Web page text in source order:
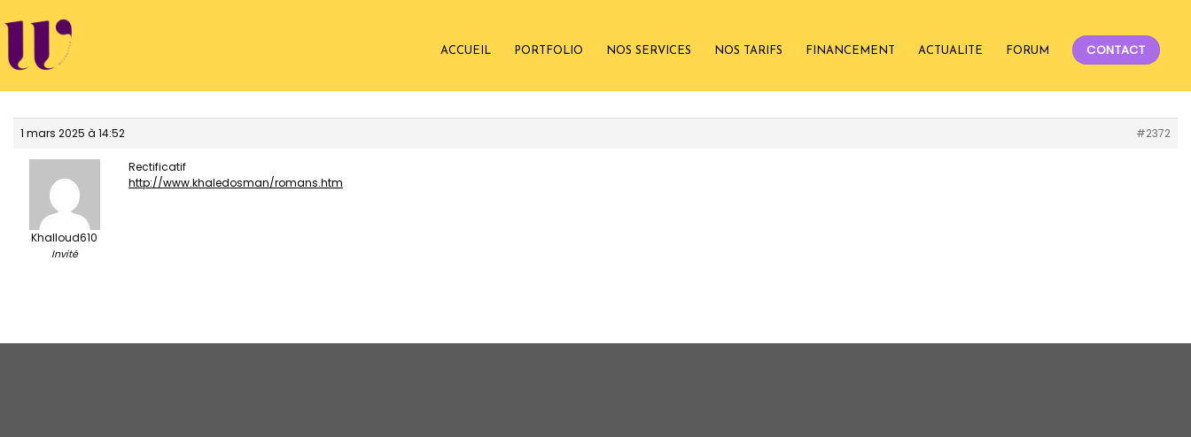
au
contenu
ACCUEIL PORTFOLIO NOS SERVICES NOS TARIFS FINANCEMENT ACTUALITE FORUM CONTACT
1 mars 2025 à 14:52 #2372
Khalloud610
Invité
Rectificatif
http://www.khaledosman/romans.htm